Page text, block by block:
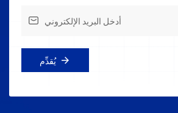
يُقدِّم